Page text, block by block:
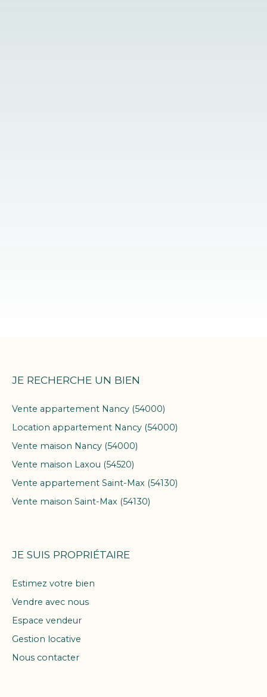
JE RECHERCHE UN BIEN
Vente appartement Nancy (54000)
Location appartement Nancy (54000)
Vente maison Nancy (54000)
Vente maison Laxou (54520)
Vente appartement Saint-Max (54130)
Vente maison Saint-Max (54130)
JE SUIS PROPRIÉTAIRE
Estimez votre bien
Vendre avec nous
Espace vendeur
Gestion locative
Nous contacter